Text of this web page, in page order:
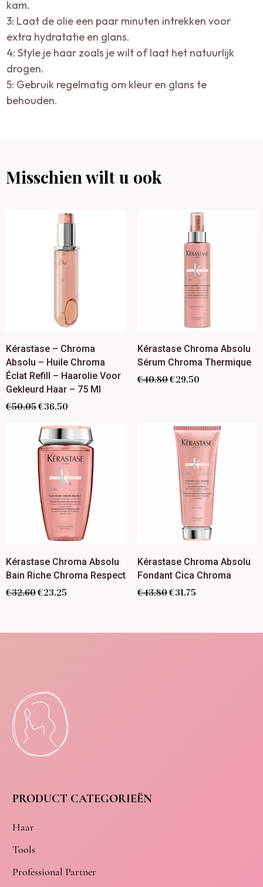
kam.
3: Laat de olie een paar minuten intrekken voor
extra hydratatie en glans.
4: Style je haar zoals je wilt of laat het natuurlijk
drogen.
5: Gebruik regelmatig om kleur en glans te
behouden.
Misschien wilt u ook
Kérastase – Chroma
Absolu – Huile Chroma
Éclat Refill – Haarolie Voor
Gekleurd Haar – 75 Ml
€50.05€36.50
Kérastase Chroma Absolu
Sérum Chroma Thermique
€40.80€29.50
Kérastase Chroma Absolu
Bain Riche Chroma Respect
€32.60€23.25
Kérastase Chroma Absolu
Fondant Cica Chroma
€43.80€31.75
PRODUCT CATEGORIEËN
Haar
Tools
Professional Partner